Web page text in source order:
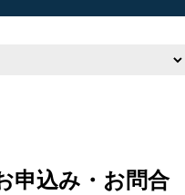
申込み・お問合